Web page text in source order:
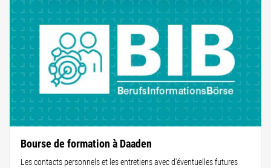
Bourse de formation à Daaden
Les contacts personnels et les entretiens avec d'éventuelles futures